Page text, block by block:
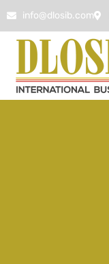
info@dlosib.com